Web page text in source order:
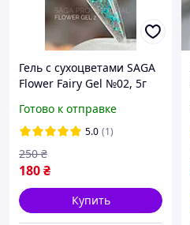
Гель с сухоцветами SAGA
Flower Fairy Gel №02, 5г
Готово к отправке
5.0 (1)
180₴
250 ₴
Купить